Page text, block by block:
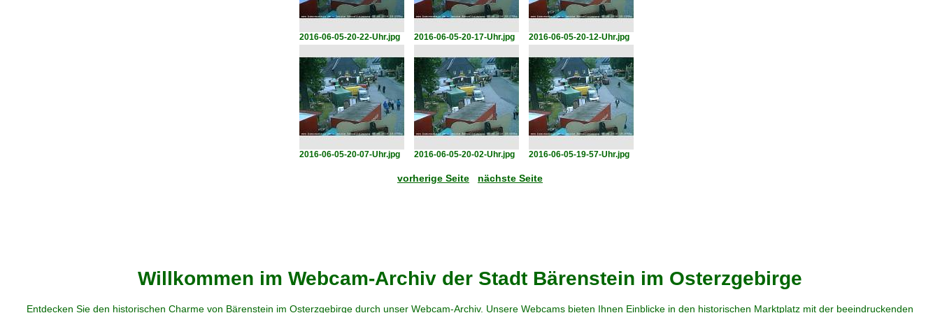
2016-06-05-20-22-Uhr.jpg 2016-06-05-20-17-Uhr.jpg 2016-06-05-20-12-Uhr.jpg
2016-06-05-20-07-Uhr.jpg 2016-06-05-20-02-Uhr.jpg 2016-06-05-19-57-Uhr.jpg
vorherige Seite nächste Seite
Willkommen im Webcam-Archiv der Stadt Bärenstein im Osterzgebirge
Entdecken Sie den historischen Charme von Bärenstein im Osterzgebirge durch unser Webcam-Archiv. Unsere Webcams bieten Ihnen Einblicke in den historischen Marktplatz mit der beeindruckenden